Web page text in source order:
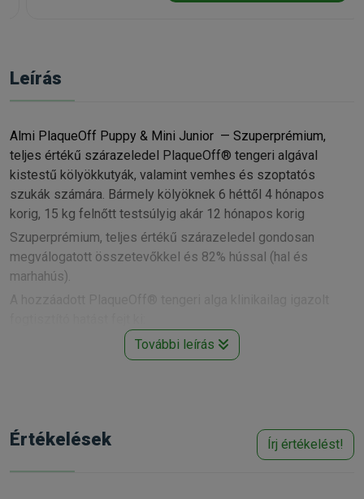
Leírás
Almi PlaqueOff Puppy & Mini Junior — Szuperprémium,
teljes értékű szárazeledel PlaqueOff® tengeri algával
kistestű kölyökkutyák, valamint vemhes és szoptatós
szukák számára. Bármely kölyöknek 6 héttől 4 hónapos
korig, 15 kg felnőtt testsúlyig akár 12 hónapos korig
Szuperprémium, teljes értékű szárazeledel gondosan
megválogatott összetevőkkel és 82% hússal (hal és
marhahús).
- 3-8 hét állandó használat mellett javítja a fogkő tüneteit és
hús (friss halhús 21, 6%, dehidratált marhahús 25%, friss
marhahús 11, 2%, dehidratált halhús 4%), rizs, baromfizsír,
További leírás
Értékelések Írj értékelést!